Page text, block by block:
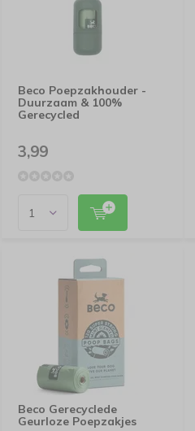
Beco Poepzakhouder -
Duurzaam & 100%
Gerecycled
3,99
Beco Gerecyclede
Geurloze Poepzakjes